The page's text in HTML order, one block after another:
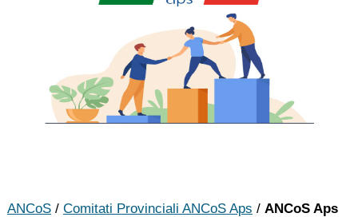
ANCoS/ Comitati Provinciali ANCoS Aps / ANCoS Aps